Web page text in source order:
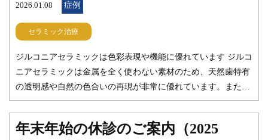
の劣化などでお悩みの方は、どうぞお気軽にご相談ください。
丁寧なカウンセリングを行い、ご納得いただいたうえで治療を
進めてまいります。 こちらもご参照ください セラミック治療
| みらい歯科 みらい歯科 副院長 森
2026.01.08 症例
セラミック治療
ジルコニアセラミックは色彩表現や機能に優れています ジルコ
ニアセラミックは金属を全く使わない素材のため、天然歯特有
の透明感や自然の色合いの再現が非常に優れています。また、
セラミックもジルコニアも非常に汚れが付きにくく、今回のよ
し今回の治療を健康保険内の素材で行った場合、汚れが溜ま
年末年始の休診のご案内（2025